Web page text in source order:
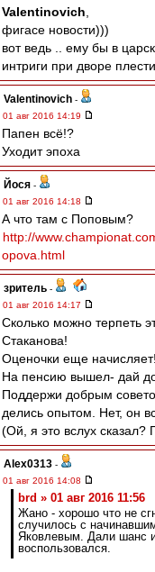
Valentinovich
фигасе новости)))
вот ведь .. ему бы в
интриги при дворе
Valentinovich -
01 авг 2016 14:19
Папен всё!?
Уходит эпоха
Йося -
01 авг 2016 14:18
А что там с Поповым?
http://
opova.html
зpитель -
01 авг 2016 14:17
Сколько можно терпеть
Стаканова!
Оценочки еще начисляет!
На пенсию вышел- дай
Поддержи добрым
делись опытом. Нет, он
(Ой, я это вслух сказал?
Alex0313 -
01 авг 2016 14:08
brd » 01 авг 2016 11:56
Жано - хорошо что не
случилось с
Яковлевым. Дали шанс
воспользовался.